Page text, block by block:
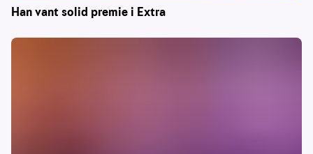
Han vant solid premie i Extra